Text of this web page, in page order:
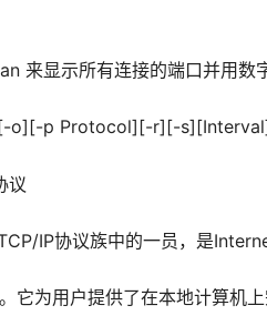
来显示所有连接的端口并用数
o][-p Protocol][-r][-
议
IP协议族中的一员，是
它为用户提供了在本地计算机